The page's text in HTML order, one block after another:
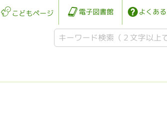
こどもページ 電子図書館 よくあ